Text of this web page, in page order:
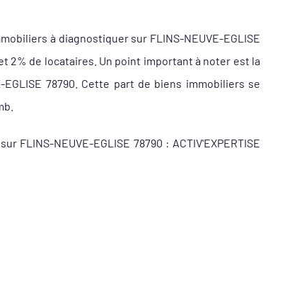
à diagnostiquer sur FLINS-NEUVE-EGLISE
2% de locataires. Un point important à noter est la
78790. Cette part de biens immobiliers se
NEUVE-EGLISE 78790 : ACTIV'EXPERTISE